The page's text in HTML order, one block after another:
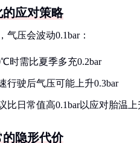
应对策略
压会波动0.1bar：
时需比夏季多充0.2bar
行驶后气压可能上升0.3bar
比日常值高0.1bar以应对胎温上
隐形代价